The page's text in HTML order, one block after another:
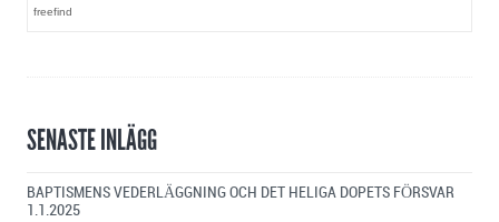
freefind
SENASTE INLÄGG
BAPTISMENS VEDERLÄGGNING OCH DET HELIGA DOPETS FÖRSVAR
1.1.2025